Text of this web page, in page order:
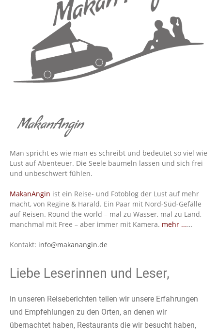
MakanAngin
Man spricht es wie man es schreibt und bedeutet so viel wie
Lust auf Abenteuer. Die Seele baumeln lassen und sich frei
und unbeschwert fühlen.
MakanAngin ist ein Reise- und Fotoblog der Lust auf mehr
macht, von Regine & Harald. Ein Paar mit Nord-Süd-Gefälle
auf Reisen. Round the world – mal zu Wasser, mal zu Land,
manchmal mit Free – aber immer mit Kamera. mehr ...…
Kontakt: info@makanangin.de
Liebe Leserinnen und Leser,
in unseren Reiseberichten teilen wir unsere Erfahrungen
und Empfehlungen zu den Orten, an denen wir
übernachtet haben, Restaurants die wir besucht haben,